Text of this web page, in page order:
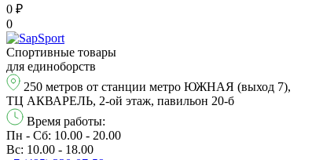
0 ₽
0
Спортивные товары
для единоборств
250 метров от станции метро ЮЖНАЯ (выход 7),
ТЦ АКВАРЕЛЬ, 2-ой этаж, павильон 20-б
Время работы:
Пн - Сб: 10.00 - 20.00
Вс: 10.00 - 18.00